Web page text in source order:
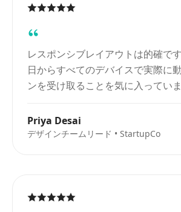
レスポンシブレイアウトは的確で
日からすべてのデバイスで実際に
ンを受け取ることを気に入っていま
Priya Desai
デザインチームリード • StartupCo